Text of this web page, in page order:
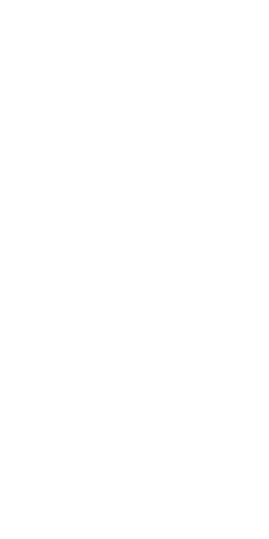
させていただ
了承ください。
をご了承くださ
御機器販売店・
ズにご登録され
社の共同利用者
とをご了承くだ
1000ppm以下、
はありません。
) : 1000ppm、
、
貨物等」とい
可)を取得する
これらの製造装
通知します。
、取り引きをい
ムロン制御